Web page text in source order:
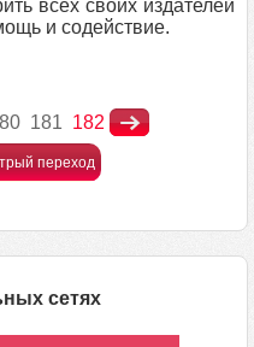
всех своих издателей
и содействие.
181 182
переход
сетях